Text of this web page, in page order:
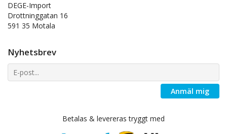
DEGE-Import
Drottninggatan 16
591 35 Motala
Nyhetsbrev
Anmäl mig
Betalas & levereras tryggt med